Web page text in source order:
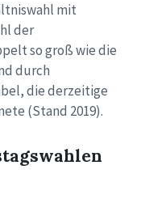
mit
der
so groß wie die
durch
die derzeitige
(Stand 2019).